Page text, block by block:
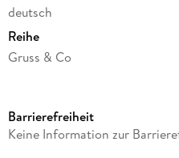
deutsch
Reihe
Gruss & Co
Produktart
Barrierefreiheit
Keine Information zur